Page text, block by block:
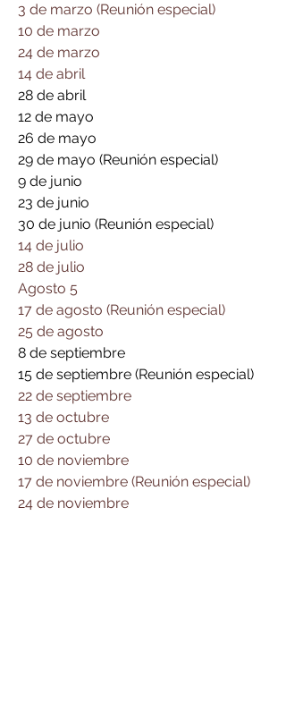
3 de marzo (Reunión especial)
10 de marzo
24 de marzo
14 de abril
28 de abril
12 de mayo
26 de mayo
29 de mayo (Reunión especial)
9 de junio
23 de junio
30 de junio (Reunión especial)
14 de julio
28 de julio
Agosto 5
17 de agosto (Reunión especial)
25 de agosto
8 de septiembre
15 de septiembre (Reunión especial)
22 de septiembre
13 de octubre
27 de octubre
10 de noviembre
17 de noviembre (Reunión especial)
24 de noviembre